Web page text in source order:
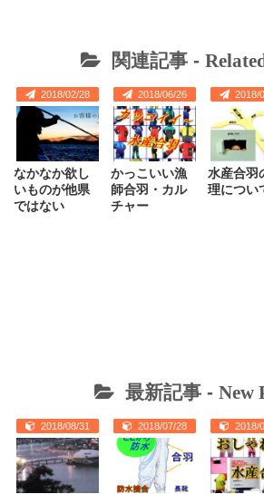
関連記事 -
2018/02/28
なかなか欲し
いものが他県
ではない
2018/06/26
かっこいい漁
師合羽・カル
チャー
2018/
水産合羽
理につい
最新記事 - New
2018/08/31 2018/07/28 2018/